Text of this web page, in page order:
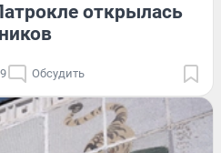
открылась
Обсудить